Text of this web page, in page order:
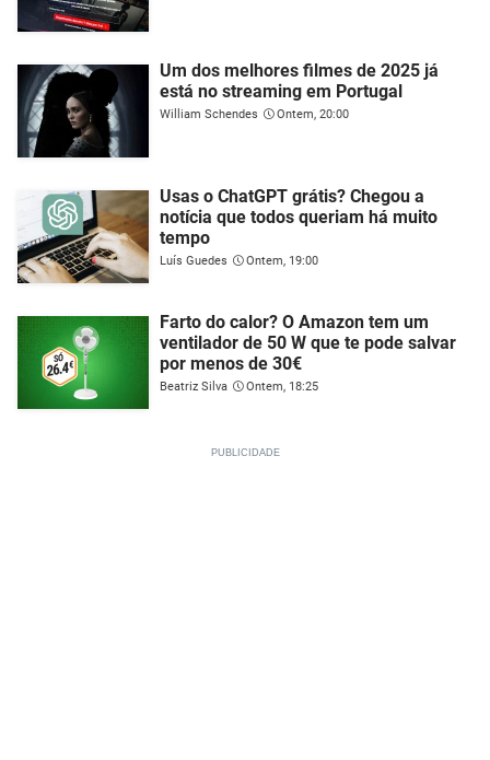
Um dos melhores filmes de 2025 já
está no streaming em Portugal
William Schendes Ontem, 20:00
Usas o ChatGPT grátis? Chegou a
notícia que todos queriam há muito
tempo
Luís Guedes Ontem, 19:00
Farto do calor? O Amazon tem um
ventilador de 50 W que te pode salvar
por menos de 30€
Beatriz Silva Ontem, 18:25